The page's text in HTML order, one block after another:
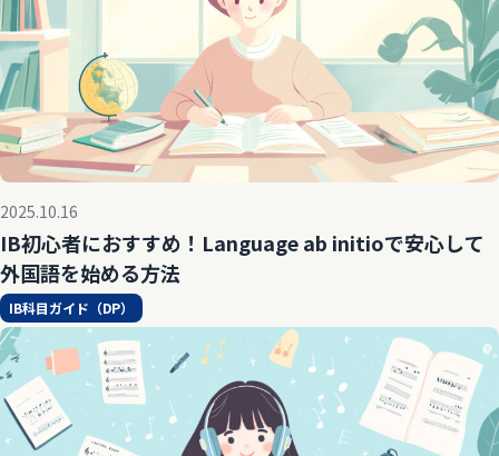
2025.10.16
IB初心者におすすめ！Language ab initioで安心して
外国語を始める方法
IB科目ガイド（DP）